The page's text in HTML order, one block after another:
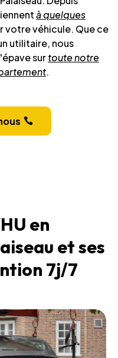
à quelques
votre véhicule. Que ce
utilitaire, nous
surtoute notre
.
en
et ses
7j/7